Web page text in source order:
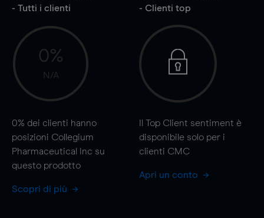
- Tutti i clienti
0%
N/A
0% dei clienti hanno
posizioni Collegium
Pharmaceutical Inc su
questo prodotto
Scopri di più
- Clienti top
Il Top Client sentiment è
disponibile solo per i
clienti CMC
Apri un conto